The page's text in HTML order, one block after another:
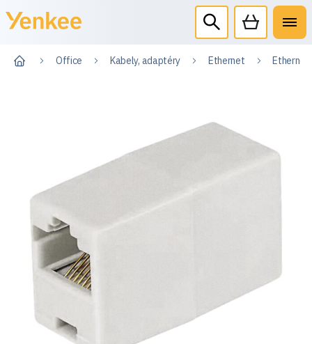
Office Kabely, adaptéry Ethernet